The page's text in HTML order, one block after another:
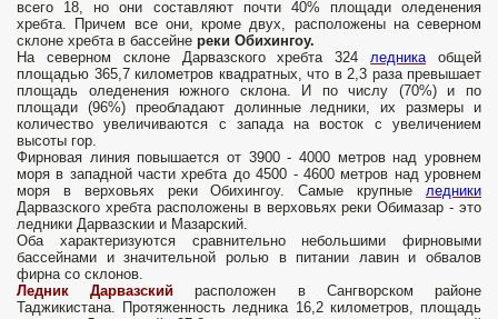
всего 18, но они составляют почти 40% площади оледенения
хребта. Причем все они, кроме двух, расположены на северном
склоне хребта в бассейне реки Обихингоу.
На северном склоне Дарвазского хребта 324ледникаобщей
площадью 365,7 километров квадратных, что в 2,3 раза превышает
площадь оледенения южного склона. И по числу (70%) и по
площади (96%) преобладают долинные ледники, их размеры и
количество увеличиваются с запада на восток с увеличением
высоты гор.
Фирновая линия повышается от 3900 - 4000 метров над уровнем
моря в западной части хребта до 4500 - 4600 метров над уровнем
моря в верховьях реки Обихингоу. Самые крупные ледники
Дарвазского хребта расположены в верховьях реки Обимазар - это
ледники Дарвазскии и Мазарский.
Оба характеризуются сравнительно небольшими фирновыми
бассейнами и значительной ролью в питании лавин и обвалов
фирна со склонов.
Ледник Дарвазский расположен в Сангворском районе
Таджикистана. Протяженность ледника 16,2 километров, площадь